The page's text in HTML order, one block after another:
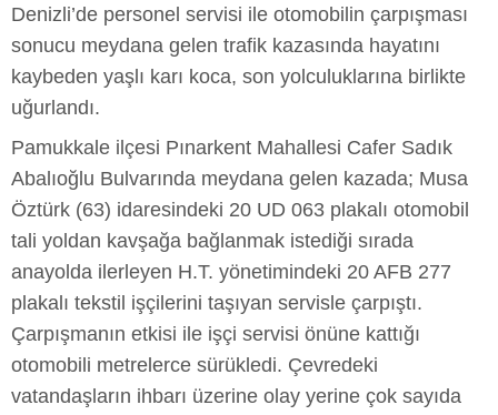
Denizli’de personel servisi ile otomobilin çarpışması
sonucu meydana gelen trafik kazasında hayatını
kaybeden yaşlı karı koca, son yolculuklarına birlikte
uğurlandı.
Pamukkale ilçesi Pınarkent Mahallesi Cafer Sadık
Abalıoğlu Bulvarında meydana gelen kazada; Musa
Öztürk (63) idaresindeki 20 UD 063 plakalı otomobil
tali yoldan kavşağa bağlanmak istediği sırada
anayolda ilerleyen H.T. yönetimindeki 20 AFB 277
plakalı tekstil işçilerini taşıyan servisle çarpıştı.
Çarpışmanın etkisi ile işçi servisi önüne kattığı
otomobili metrelerce sürükledi. Çevredeki
vatandaşların ihbarı üzerine olay yerine çok sayıda